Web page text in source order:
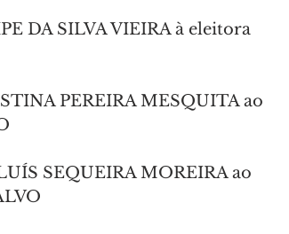
DA SILVA VIEIRA à eleitora
PEREIRA MESQUITA ao
SEQUEIRA MOREIRA ao